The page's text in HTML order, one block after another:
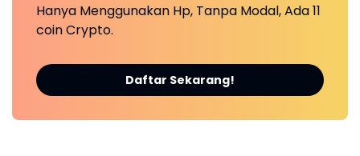
Hanya Menggunakan Hp, Tanpa Modal, Ada 11
coin Crypto.
Daftar Sekarang!